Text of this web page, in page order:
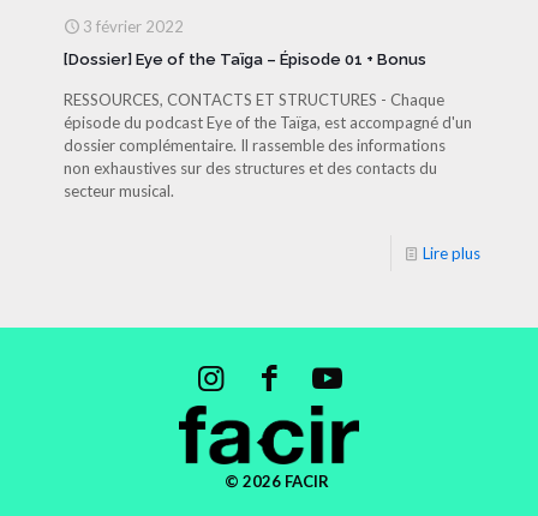
3 février 2022
[Dossier] Eye of the Taïga – Épisode 01 + Bonus
RESSOURCES, CONTACTS ET STRUCTURES - Chaque
épisode du podcast Eye of the Taïga, est accompagné d'un
dossier complémentaire. Il rassemble des informations
non exhaustives sur des structures et des contacts du
secteur musical.
Lire plus
© 2026 FACIR